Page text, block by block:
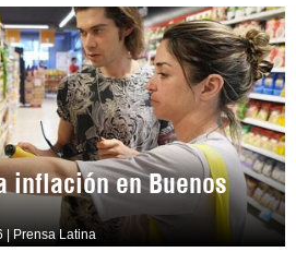
inflación en Buenos
| Prensa Latina